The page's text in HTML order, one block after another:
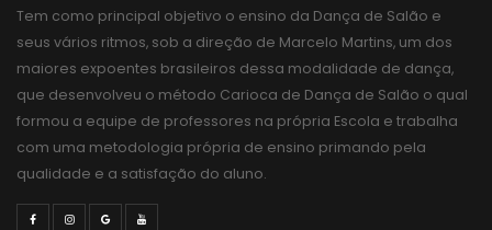
Tem como principal objetivo o ensino da Dança de Salão e
seus vários ritmos, sob a direção de Marcelo Martins, um dos
maiores expoentes brasileiros dessa modalidade de dança,
que desenvolveu o método Carioca de Dança de Salão o qual
formou a equipe de professores na própria Escola e trabalha
com uma metodologia própria de ensino primando pela
qualidade e a satisfação do aluno.